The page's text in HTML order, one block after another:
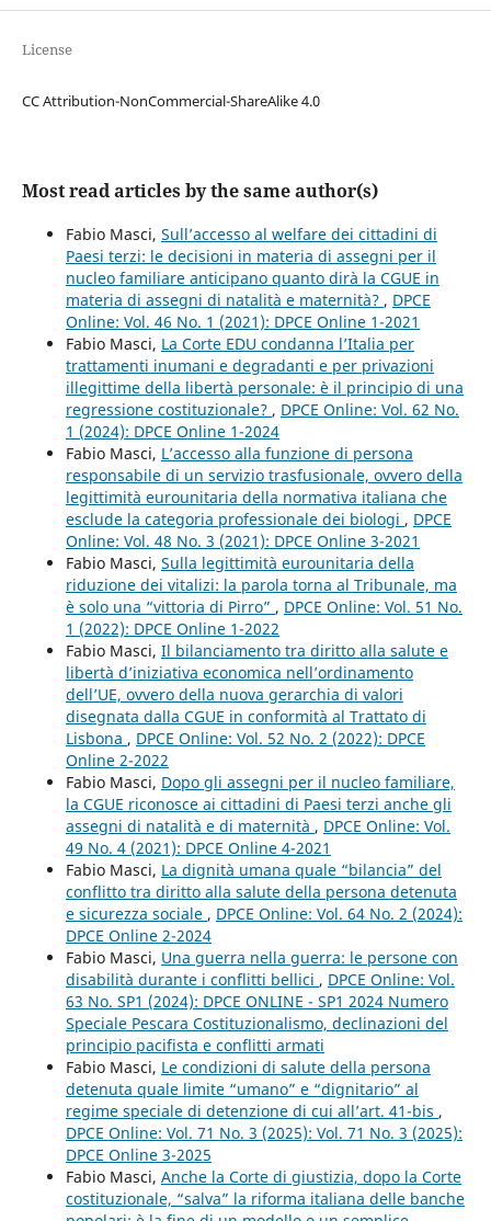
License
CC Attribution-NonCommercial-ShareAlike 4.0
Most read articles by the same author(s)
Fabio Masci, Sull’accesso al welfare dei cittadini di
Paesi terzi: le decisioni in materia di assegni per il
nucleo familiare anticipano quanto dirà la CGUE in
materia di assegni di natalità e maternità? , DPCE
Online: Vol. 46 No. 1 (2021): DPCE Online 1-2021
Fabio Masci, La Corte EDU condanna l’Italia per
trattamenti inumani e degradanti e per privazioni
illegittime della libertà personale: è il principio di una
regressione costituzionale? , DPCE Online: Vol. 62 No.
1 (2024): DPCE Online 1-2024
Fabio Masci, L’accesso alla funzione di persona
responsabile di un servizio trasfusionale, ovvero della
legittimità eurounitaria della normativa italiana che
esclude la categoria professionale dei biologi , DPCE
Online: Vol. 48 No. 3 (2021): DPCE Online 3-2021
Fabio Masci, Sulla legittimità eurounitaria della
riduzione dei vitalizi: la parola torna al Tribunale, ma
è solo una “vittoria di Pirro” , DPCE Online: Vol. 51 No.
1 (2022): DPCE Online 1-2022
Fabio Masci, Il bilanciamento tra diritto alla salute e
libertà d’iniziativa economica nell’ordinamento
dell’UE, ovvero della nuova gerarchia di valori
disegnata dalla CGUE in conformità al Trattato di
Lisbona , DPCE Online: Vol. 52 No. 2 (2022): DPCE
Online 2-2022
Fabio Masci, Dopo gli assegni per il nucleo familiare,
la CGUE riconosce ai cittadini di Paesi terzi anche gli
assegni di natalità e di maternità , DPCE Online: Vol.
49 No. 4 (2021): DPCE Online 4-2021
Fabio Masci, La dignità umana quale “bilancia” del
conflitto tra diritto alla salute della persona detenuta
e sicurezza sociale , DPCE Online: Vol. 64 No. 2 (2024):
DPCE Online 2-2024
Fabio Masci, Una guerra nella guerra: le persone con
disabilità durante i conflitti bellici , DPCE Online: Vol.
63 No. SP1 (2024): DPCE ONLINE - SP1 2024 Numero
Speciale Pescara Costituzionalismo, declinazioni del
principio pacifista e conflitti armati
Fabio Masci, Le condizioni di salute della persona
detenuta quale limite “umano” e “dignitario” al
regime speciale di detenzione di cui all’art. 41-bis ,
DPCE Online: Vol. 71 No. 3 (2025): Vol. 71 No. 3 (2025):
DPCE Online 3-2025
Fabio Masci, Anche la Corte di giustizia, dopo la Corte
costituzionale, “salva” la riforma italiana delle banche